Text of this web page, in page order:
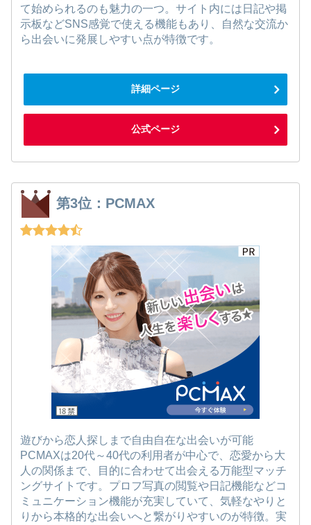
て始められるのも魅力の一つ。サイト内には日記や掲
示板などSNS感覚で使える機能もあり、自然な交流か
ら出会いに発展しやすい点が特徴です。
詳細ページ
公式ページ
第3位：PCMAX
遊びから恋人探しまで自由自在な出会いが可能
PCMAXは20代～40代の利用者が中心で、恋愛から大
人の関係まで、目的に合わせて出会える万能型マッチ
ングサイトです。プロフ写真の閲覧や日記機能などコ
ミュニケーション機能が充実していて、気軽なやりと
りから本格的な出会いへと繋がりやすいのが特徴。実